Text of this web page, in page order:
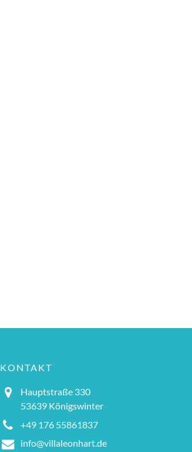
KONTAKT
Hauptstraße 330
53639 Königswinter
+49 176 55861837
info@villaleonhart.de